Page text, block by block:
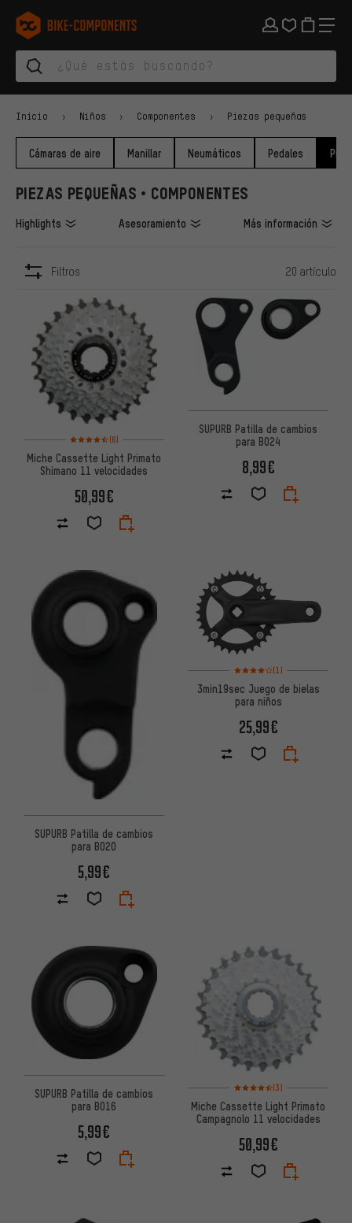
Saltar a la navegación principal
Saltar a la navegación de categorías
Saltar al contenido
Saltar a marcas y al boletín
Saltar al pie de página
bike-components.de Página de inicio
Inicio Niños Componentes Piezas pequeñas
Cámaras de aire Manillar Neumáticos Pedales
PIEZAS PEQUEÑAS • COMPONENTES
Highlights Asesoramiento Más información
Filtros 20 artículo
Valoración media: 4,5 de 5 basada en 6 reseñas
(6)
Miche Cassette Light Primato
Shimano 11 velocidades
50,99€
SUPURB Patilla de cambios
para BO24
8,99€
SUPURB Patilla de cambios
para BO20
5,99€
Valoración media: 4 de 5
(1)
3min19sec Juego de bielas
para niños
25,99€
SUPURB Patilla de cambios
para BO16
5,99€
Valoración media: 4,5 de 5
(3)
Miche Cassette Light Primato
Campagnolo 11 velocidades
50,99€